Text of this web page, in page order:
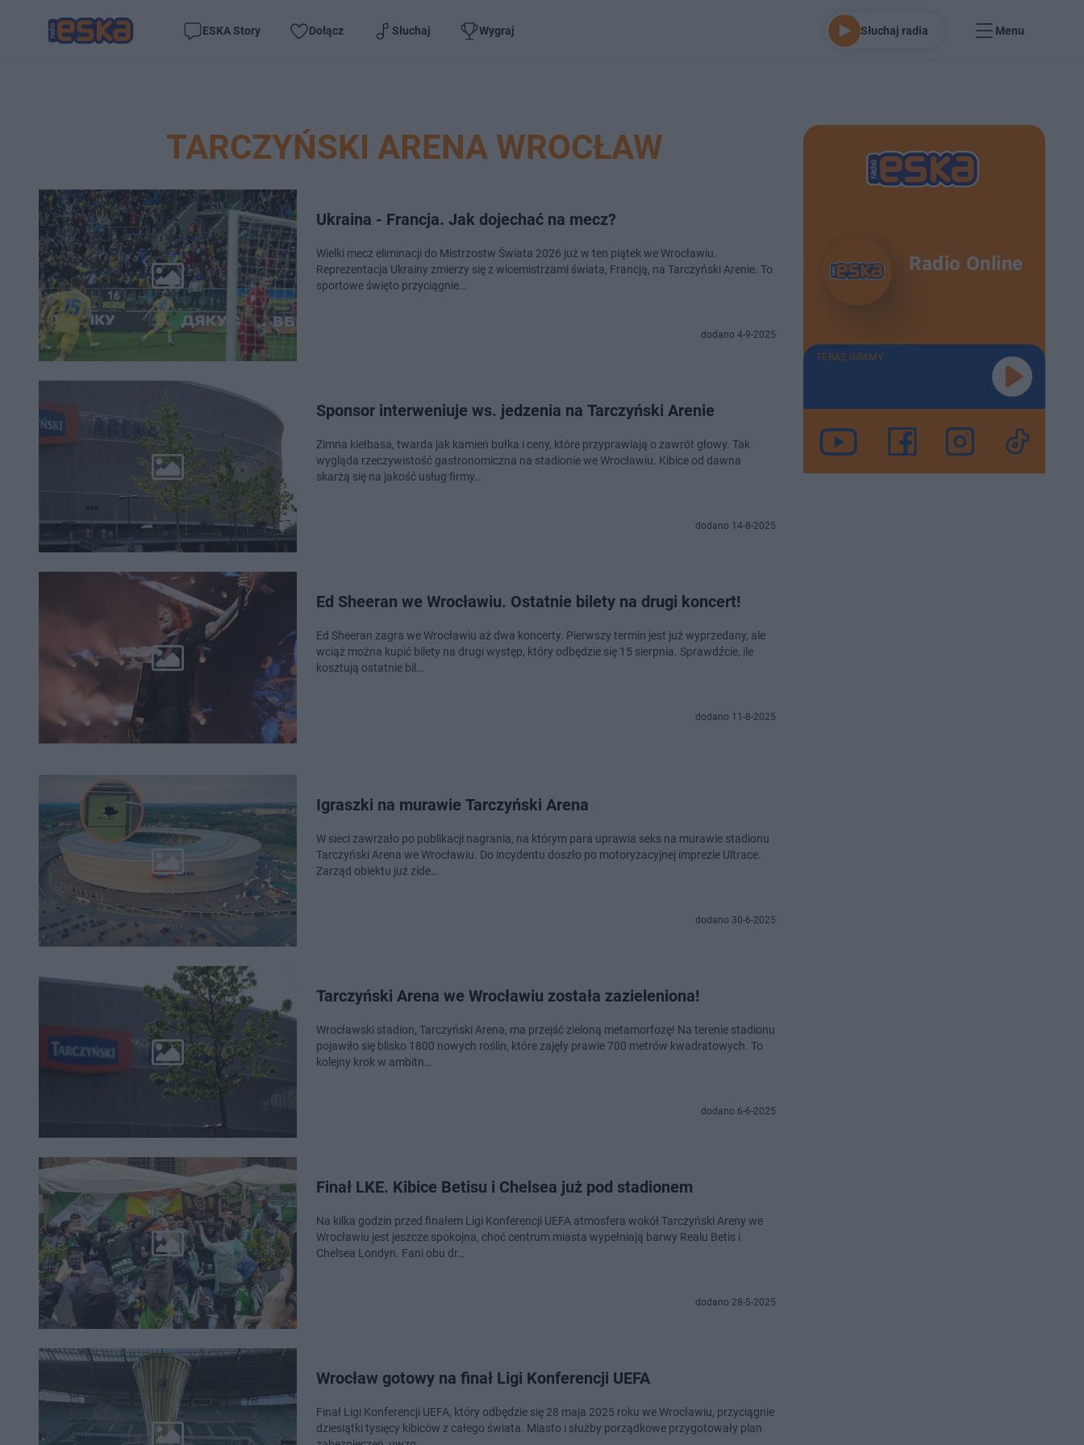
ESKA Story Dołącz Słuchaj Wygraj Słuchaj radia Menu
TARCZYŃSKI ARENA WROCŁAW
Ukraina - Francja. Jak dojechać na mecz?
Wielki mecz eliminacji do Mistrzostw Świata 2026 już w ten piątek we Wrocławiu.
Reprezentacja Ukrainy zmierzy się z wicemistrzami świata, Francją, na Tarczyński Arenie. To
sportowe święto przyciągnie…
dodano 4-9-2025
Sponsor interweniuje ws. jedzenia na Tarczyński Arenie
Zimna kiełbasa, twarda jak kamień bułka i ceny, które przyprawiają o zawrót głowy. Tak
wygląda rzeczywistość gastronomiczna na stadionie we Wrocławiu. Kibice od dawna
skarżą się na jakość usług firmy…
dodano 14-8-2025
Ed Sheeran we Wrocławiu. Ostatnie bilety na drugi koncert!
Ed Sheeran zagra we Wrocławiu aż dwa koncerty. Pierwszy termin jest już wyprzedany, ale
wciąż można kupić bilety na drugi występ, który odbędzie się 15 sierpnia. Sprawdźcie, ile
kosztują ostatnie bil…
dodano 11-8-2025
Igraszki na murawie Tarczyński Arena
W sieci zawrzało po publikacji nagrania, na którym para uprawia seks na murawie stadionu
Tarczyński Arena we Wrocławiu. Do incydentu doszło po motoryzacyjnej imprezie Ultrace.
Zarząd obiektu już zide…
dodano 30-6-2025
Tarczyński Arena we Wrocławiu została zazieleniona!
Wrocławski stadion, Tarczyński Arena, ma przejść zieloną metamorfozę! Na terenie stadionu
pojawiło się blisko 1800 nowych roślin, które zajęły prawie 700 metrów kwadratowych. To
kolejny krok w ambitn…
dodano 6-6-2025
Finał LKE. Kibice Betisu i Chelsea już pod stadionem
Na kilka godzin przed finałem Ligi Konferencji UEFA atmosfera wokół Tarczyński Areny we
Wrocławiu jest jeszcze spokojna, choć centrum miasta wypełniają barwy Realu Betis i
Chelsea Londyn. Fani obu dr…
dodano 28-5-2025
Wrocław gotowy na finał Ligi Konferencji UEFA
Finał Ligi Konferencji UEFA, który odbędzie się 28 maja 2025 roku we Wrocławiu, przyciągnie
dziesiątki tysięcy kibiców z całego świata. Miasto i służby porządkowe przygotowały plan
Radio Online
TERAZ GRAMY